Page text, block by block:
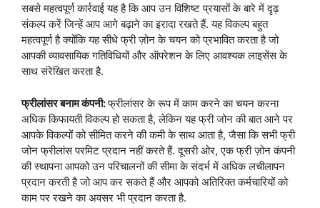
सबसे महत्वपूर्ण कार्रवाई यह है कि आप उन विशिष्ट प्रयासों के बारे में दृढ़
संकल्प करें जिन्हें आप आगे बढ़ाने का इरादा रखते हैं. यह विकल्प बहुत
महत्वपूर्ण है क्योंकि यह सीधे फ्री ज़ोन के चयन को प्रभावित करता है जो
आपकी व्यावसायिक गतिविधियों और ऑपरेशन के लिए आवश्यक लाइसेंस के
साथ संरेखित करता है.
फ्रीलांसर बनाम कंपनी:फ्रीलांसर के रूप में काम करने का चयन करना
अधिक किफायती विकल्प हो सकता है, लेकिन यह फ्री जोन की बात आने पर
आपके विकल्पों को सीमित करने की कमी के साथ आता है, जैसा कि सभी फ्री
जोन फ्रीलांस परमिट प्रदान नहीं करते हैं. दूसरी ओर, एक फ्री ज़ोन कंपनी
की स्थापना आपको उन परिचालनों की सीमा के संदर्भ में अधिक लचीलापन
प्रदान करती है जो आप कर सकते हैं और आपको अतिरिक्त कर्मचारियों को
काम पर रखने का अवसर भी प्रदान करता है.